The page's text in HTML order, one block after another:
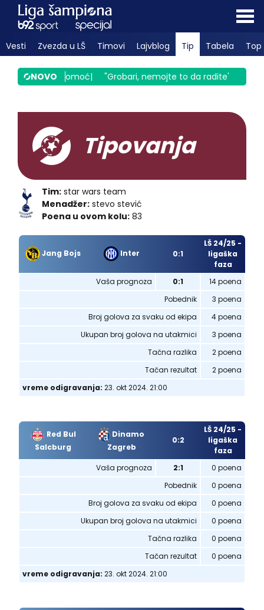
Vesti Zvezda u LŠ Timovi Lajvblog Tip Tabela Top
NOVO
zove u pomoć| "Grobari, nemojte to da radite"| Ne blista
Tipovanja
Tim: star wars team
Menadžer: stevo stević
Poena u ovom kolu: 83
Jang Bojs Inter 0:1
LŠ 24/25 -
ligaška
faza
Vaša prognoza
0:1
14 poena
Pobednik
3 poena
Broj golova za svaku od ekipa
4 poena
Ukupan broj golova na utakmici
3 poena
Tačna razlika
2 poena
Tačan rezultat
2 poena
vreme odigravanja: 23. okt 2024. 21:00
Red Bul
Salcburg
Dinamo
Zagreb
0:2
LŠ 24/25 -
ligaška
faza
Vaša prognoza
2:1
0 poena
Pobednik
0 poena
Broj golova za svaku od ekipa
0 poena
Ukupan broj golova na utakmici
0 poena
Tačna razlika
0 poena
Tačan rezultat
0 poena
vreme odigravanja: 23. okt 2024. 21:00